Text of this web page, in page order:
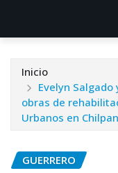
Inicio
Evelyn
obras de
Urbanos en
GUERRERO